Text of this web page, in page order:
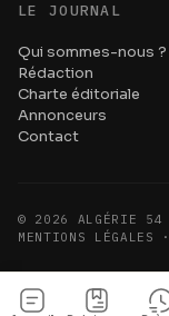
LE JOURNAL
Qui sommes-nous ?
Rédaction
Charte éditoriale
Annonceurs
Contact
© 2026
ALGÉRIE 54
MENTIONS